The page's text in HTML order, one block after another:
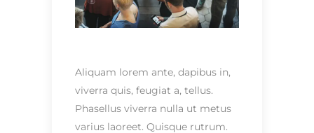
Aliquam lorem ante, dapibus in,
viverra quis, feugiat a, tellus.
Phasellus viverra nulla ut metus
varius laoreet. Quisque rutrum.